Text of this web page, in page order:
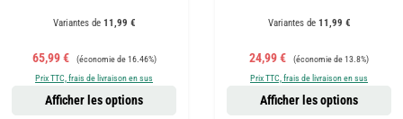
Variantes de11,99 €
Prix de vente :
65,99 € Prix régulier :
(économie de 16.46%)
Prix TTC, frais de livraison en sus
Afficher les options
Variantes de11,99 €
Prix de vente :
24,99 € Prix régulier :
(économie de 13.8%)
Prix TTC, frais de livraison en sus
Afficher les options